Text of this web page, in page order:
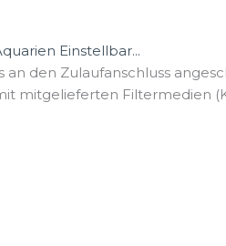
Einstellbar...
an den Zulaufanschluss
mitgelieferten Filtermedien